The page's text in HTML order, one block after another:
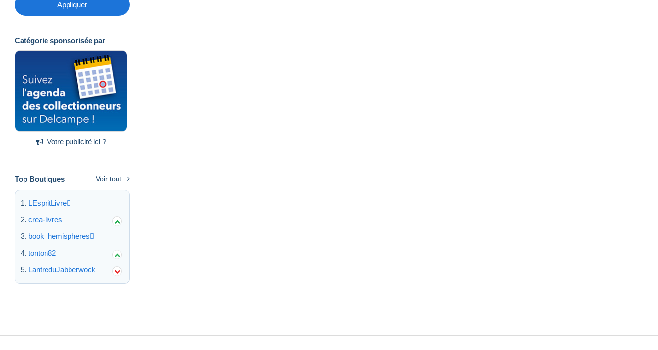
Appliquer
Catégorie sponsorisée par
Votre publicité ici ?
Top Boutiques Voir tout
LEspritLivre
crea-livres
book_hemispheres
tonton82
LantreduJabberwock